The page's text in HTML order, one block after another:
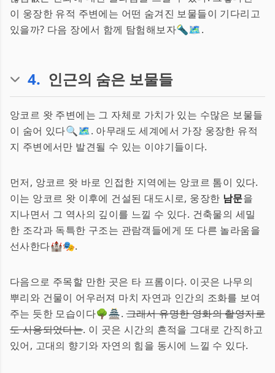
이 웅장한 유적 주변에는 어떤 숨겨진 보물들이 기다리고
있을까? 다음 장에서 함께 탐험해보자🔦🗺️.
4. 인근의 숨은 보물들
앙코르 왓 주변에는 그 자체로 가치가 있는 수많은 보물들
이 숨어 있다🔍🗺️. 아무래도 세계에서 가장 웅장한 유적
지 주변에서만 발견될 수 있는 이야기들이다.
먼저, 앙코르 왓 바로 인접한 지역에는 앙코르 톰이 있다.
이는 앙코르 왓 이후에 건설된 대도시로, 웅장한 남문을
지나면서 그 역사의 깊이를 느낄 수 있다. 건축물의 세밀
한 조각과 독특한 구조는 관람객들에게 또 다른 놀라움을
선사한다🏰🎭.
다음으로 주목할 만한 곳은 타 프롬이다. 이곳은 나무의
뿌리와 건물이 어우러져 마치 자연과 인간의 조화를 보여
주는 듯한 모습이다🌳🏯.그래서 유명한 영화의 촬영지로
도 사용되었다는. 이 곳은 시간의 흔적을 그대로 간직하고
있어, 고대의 향기와 자연의 힘을 동시에 느낄 수 있다.